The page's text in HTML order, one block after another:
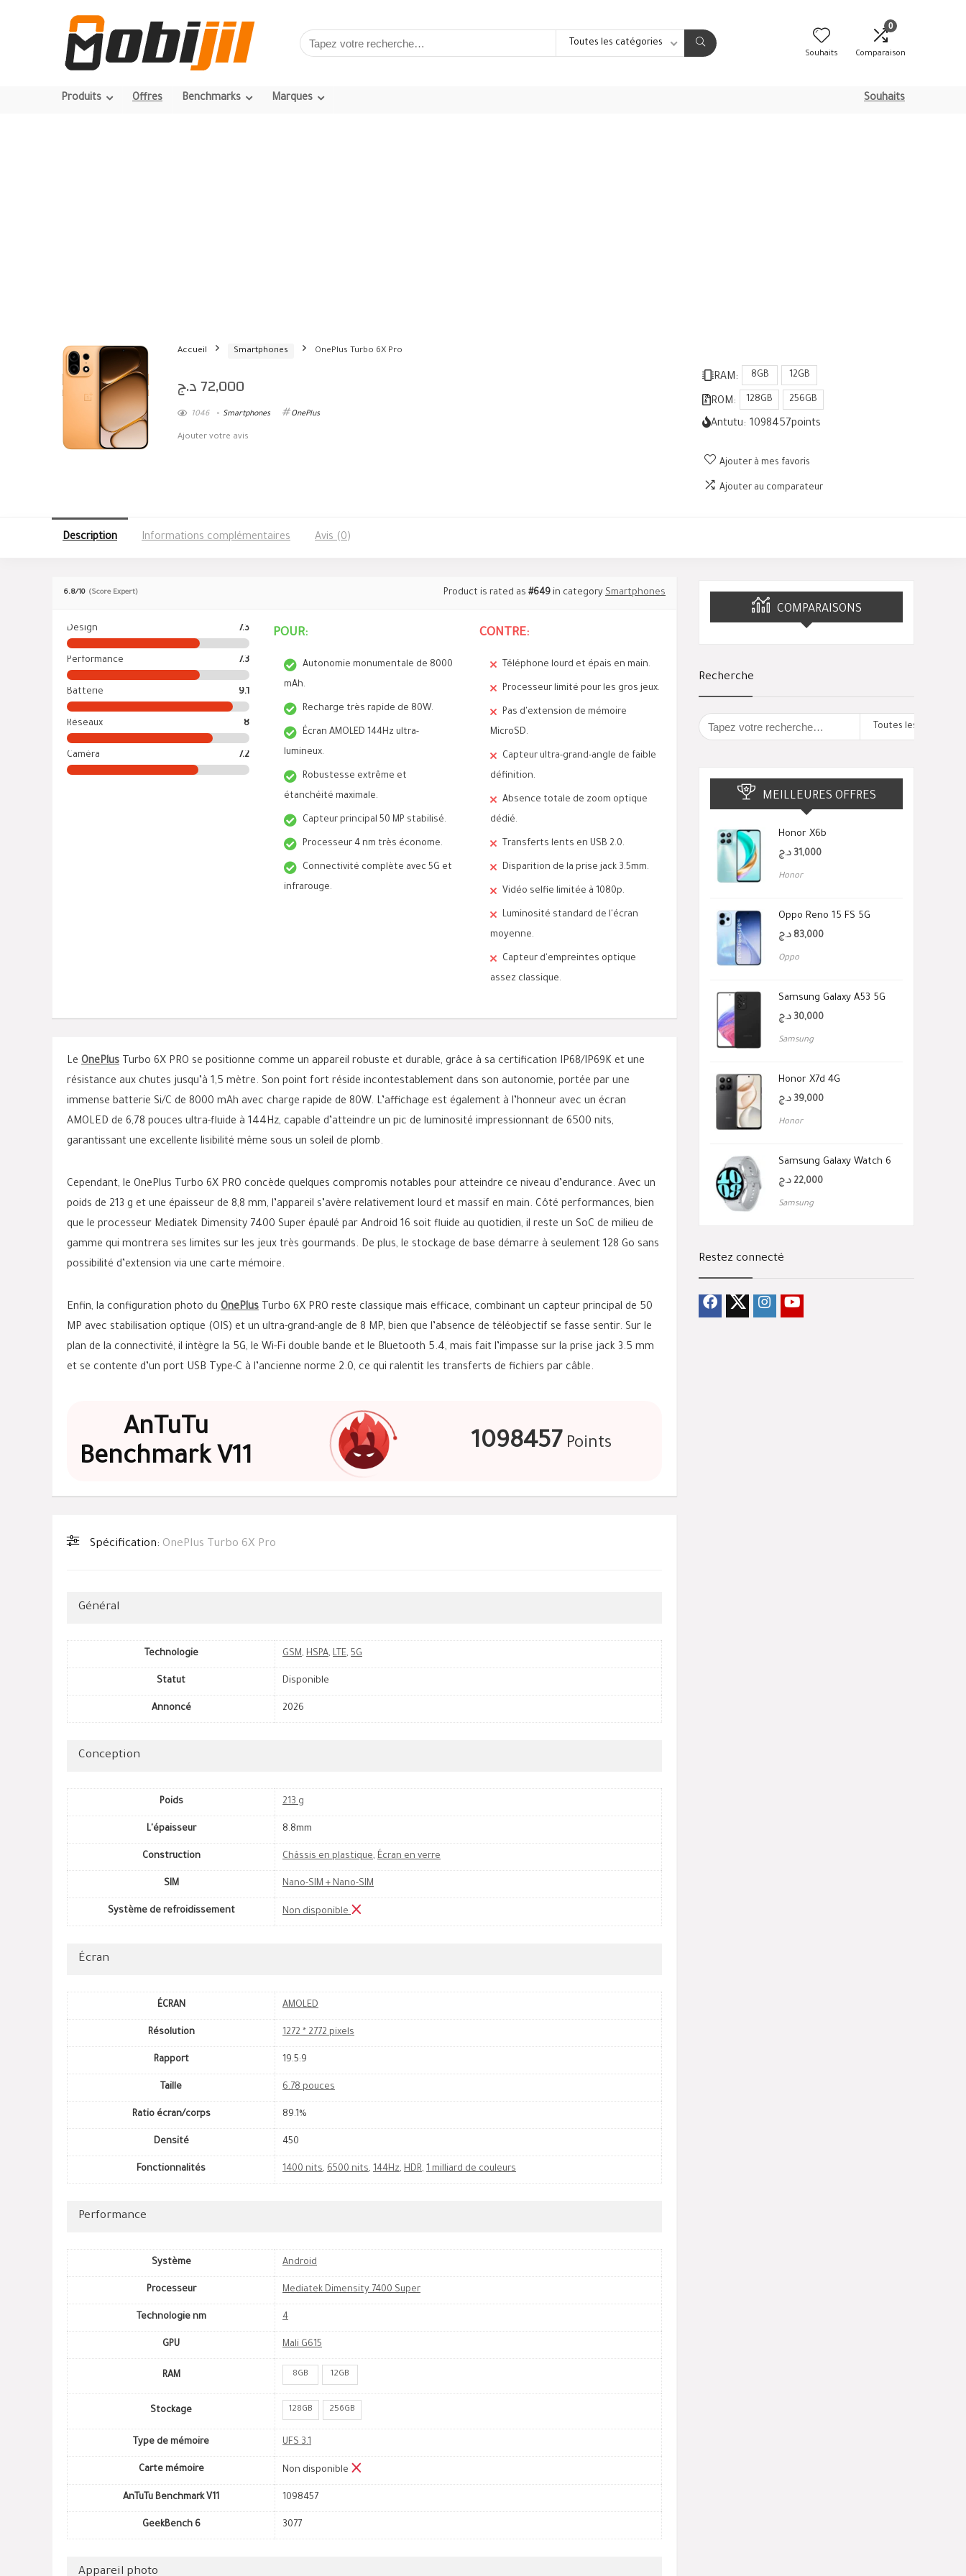
Toutes les catégories
Souhaits
0
Comparaison
Produits Offres Benchmarks Marques Souhaits
Accueil Smartphones OnePlus Turbo 6X Pro
72,000د.ج
1046 Smartphones OnePlus
Ajouter votre avis
RAM: 8GB 12GB
ROM: 128GB 256GB
Antutu: 1098457points
Ajouter à mes favoris
Ajouter au comparateur
Description Informations complémentaires Avis (0)
6.8/10 (Score Expert) Product is rated as #649 in category Smartphones
Design 7.3
Performance 7.3
Batterie 9.1
Réseaux 8
Caméra 7.2
POUR:
Autonomie monumentale de 8000
mAh.
Recharge très rapide de 80W.
Écran AMOLED 144Hz ultra-
lumineux.
Robustesse extrême et
étanchéité maximale.
Capteur principal 50 MP stabilisé.
Processeur 4 nm très économe.
Connectivité complète avec 5G et
infrarouge.
CONTRE:
Téléphone lourd et épais en main.
Processeur limité pour les gros jeux.
Pas d'extension de mémoire
MicroSD.
Capteur ultra-grand-angle de faible
définition.
Absence totale de zoom optique
dédié.
Transferts lents en USB 2.0.
Disparition de la prise jack 3.5mm.
Vidéo selfie limitée à 1080p.
Luminosité standard de l'écran
moyenne.
Capteur d'empreintes optique
assez classique.
Le OnePlus Turbo 6X PRO se positionne comme un appareil robuste et durable, grâce à sa certification IP68/IP69K et une
résistance aux chutes jusqu’à 1,5 mètre. Son point fort réside incontestablement dans son autonomie, portée par une
immense batterie Si/C de 8000 mAh avec charge rapide de 80W. L’affichage est également à l’honneur avec un écran
AMOLED de 6,78 pouces ultra-fluide à 144Hz, capable d’atteindre un pic de luminosité impressionnant de 6500 nits,
garantissant une excellente lisibilité même sous un soleil de plomb.
Cependant, le OnePlus Turbo 6X PRO concède quelques compromis notables pour atteindre ce niveau d’endurance. Avec un
poids de 213 g et une épaisseur de 8,8 mm, l’appareil s’avère relativement lourd et massif en main. Côté performances, bien
que le processeur Mediatek Dimensity 7400 Super épaulé par Android 16 soit fluide au quotidien, il reste un SoC de milieu de
gamme qui montrera ses limites sur les jeux très gourmands. De plus, le stockage de base démarre à seulement 128 Go sans
possibilité d’extension via une carte mémoire.
Enfin, la configuration photo du OnePlus Turbo 6X PRO reste classique mais efficace, combinant un capteur principal de 50
MP avec stabilisation optique (OIS) et un ultra-grand-angle de 8 MP, bien que l’absence de téléobjectif se fasse sentir. Sur le
plan de la connectivité, il intègre la 5G, le Wi-Fi double bande et le Bluetooth 5.4, mais fait l’impasse sur la prise jack 3.5 mm
et se contente d’un port USB Type-C à l’ancienne norme 2.0, ce qui ralentit les transferts de fichiers par câble.
AnTuTu
Benchmark V11
1098457 Points
Spécification: OnePlus Turbo 6X Pro
Général
Technologie GSM, HSPA, LTE, 5G
Statut Disponible
Annoncé 2026
Conception
Poids 213 g
L'épaisseur 8.8mm
Construction Châssis en plastique, Écran en verre
SIM Nano-SIM + Nano-SIM
Système de refroidissement Non disponible
Écran
ÉCRAN AMOLED
Résolution 1272 * 2772 pixels
Rapport 19.5:9
Taille 6.78 pouces
Ratio écran/corps 89.1%
Densité 450
Fonctionnalités 1400 nits, 6500 nits, 144Hz, HDR, 1 milliard de couleurs
Performance
Système Android
Processeur Mediatek Dimensity 7400 Super
Technologie nm 4
GPU Mali G615
RAM 8GB 12GB
Stockage 128GB 256GB
Type de mémoire UFS 3.1
Carte mémoire Non disponible
AnTuTu Benchmark V11 1098457
GeekBench 6 3077
Appareil photo
COMPARAISONS
Recherche
Toutes les catégories
MEILLEURES OFFRES
Honor X6b
31,000 د.ج
Honor
Oppo Reno 15 FS 5G
83,000 د.ج
Oppo
Samsung Galaxy A53 5G
30,000 د.ج
Samsung
Honor X7d 4G
39,000 د.ج
Honor
Samsung Galaxy Watch 6
22,000 د.ج
Samsung
Restez connecté